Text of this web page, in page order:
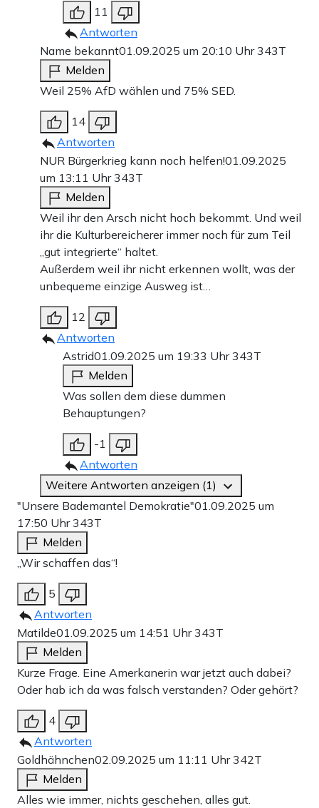
11
Antworten
Name bekannt01.09.2025 um 20:10 Uhr343T
Melden
Weil 25% AfD wählen und 75% SED.
14
Antworten
NUR Bürgerkrieg kann noch helfen!01.09.2025
um 13:11 Uhr343T
Melden
Weil ihr den Arsch nicht hoch bekommt. Und weil
ihr die Kulturbereicherer immer noch für zum Teil
„gut integrierte“ haltet.
Außerdem weil ihr nicht erkennen wollt, was der
unbequeme einzige Ausweg ist…
12
Antworten
Astrid01.09.2025 um 19:33 Uhr343T
Melden
Was sollen dem diese dummen
Behauptungen?
-1
Antworten
Weitere Antworten anzeigen (1)
"Unsere Bademantel Demokratie"01.09.2025 um
17:50 Uhr343T
Melden
„Wir schaffen das“!
5
Antworten
Matilde01.09.2025 um 14:51 Uhr343T
Melden
Kurze Frage. Eine Amerkanerin war jetzt auch dabei?
Oder hab ich da was falsch verstanden? Oder gehört?
4
Antworten
Goldhähnchen02.09.2025 um 11:11 Uhr342T
Melden
Alles wie immer, nichts geschehen, alles gut.